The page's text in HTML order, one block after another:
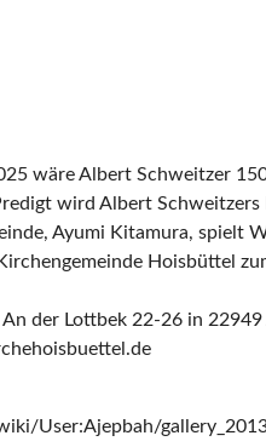
wäre Albert Schweitzer
wird Albert
Ayumi Kitamura, spielt
Hoisbüttel
der Lottbek 22-26 in 22949
User:Ajepbah/